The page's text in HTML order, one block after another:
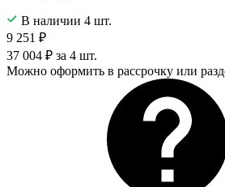
В наличии 4 шт.
9 251 ₽
37 004 ₽ за 4 шт.
Можно оформить в рассрочку или